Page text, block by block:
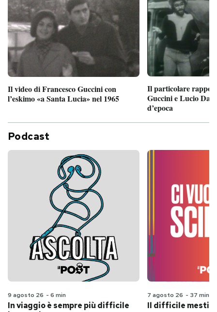
Il video di Francesco Guccini con
l’eskimo «a Santa Lucia» nel 1965
Il particolare
Guccini e Lucio
d’epoca
Podcast
9 agosto 26 - 6 min
In viaggio è sempre più difficile
7 agosto 26 - 37 min
Il difficile